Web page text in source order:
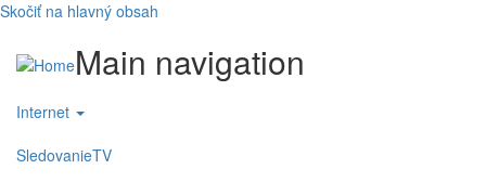
Skočiť na hlavný obsah
Main navigation
Internet
SledovanieTV